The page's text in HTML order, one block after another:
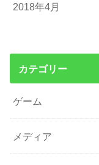
2018年4月
カテゴリー
ゲーム
メディア